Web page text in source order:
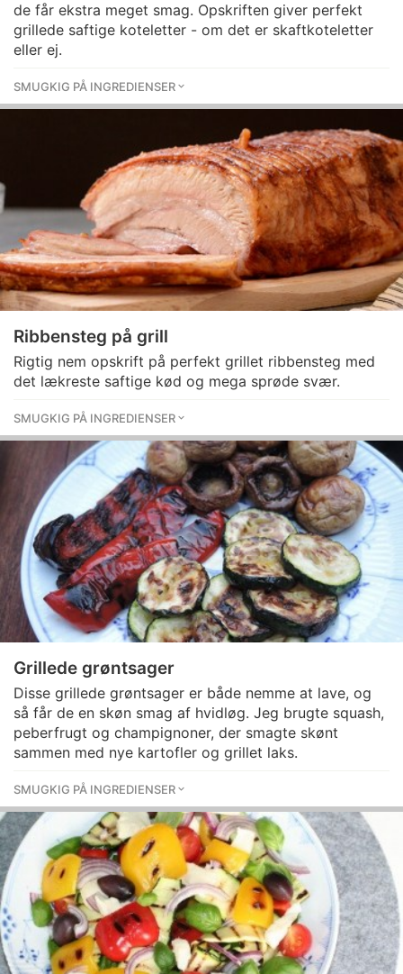
de får ekstra meget smag. Opskriften giver perfekt
grillede saftige koteletter - om det er skaftkoteletter
eller ej.
SMUGKIG PÅ INGREDIENSER
Ribbensteg på grill
Rigtig nem opskrift på perfekt grillet ribbensteg med
det lækreste saftige kød og mega sprøde svær.
SMUGKIG PÅ INGREDIENSER
Grillede grøntsager
Disse grillede grøntsager er både nemme at lave, og
så får de en skøn smag af hvidløg. Jeg brugte squash,
peberfrugt og champignoner, der smagte skønt
sammen med nye kartofler og grillet laks.
SMUGKIG PÅ INGREDIENSER